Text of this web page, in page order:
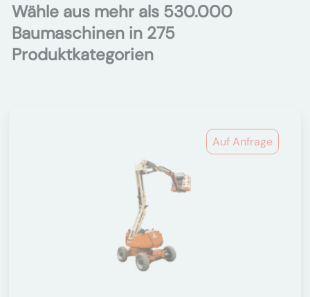
Wähle aus mehr als 530.000
Baumaschinen in 275
Produktkategorien
Auf Anfrage